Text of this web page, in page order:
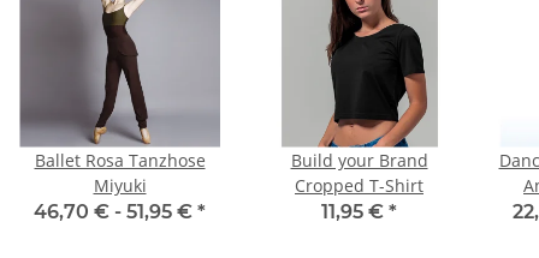
Ballet Rosa Tanzhose
Miyuki
46,70 € - 51,95 € *
Build your Brand
Cropped T-Shirt
11,95 € *